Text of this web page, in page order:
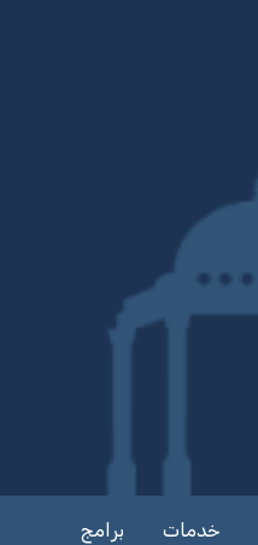
خدمات برامج